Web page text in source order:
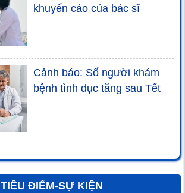
khuyến cáo của bác sĩ
Cảnh báo: Số người khám
bệnh tình dục tăng sau Tết
TIÊU ĐIỂM-SỰ KIỆN